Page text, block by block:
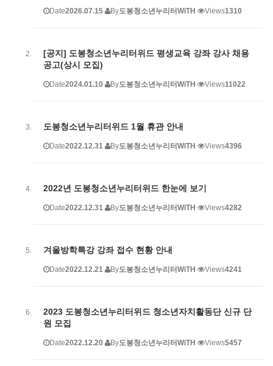
Date2026.07.15 By도봉청소년누리터WiTH Views1310
[공지] 도봉청소년누리터위드 평생교육 강좌 강사 채용
공고(상시 모집)
Date2024.01.10 By도봉청소년누리터WiTH Views11022
도봉청소년누리터위드 1월 휴관 안내
Date2022.12.31 By도봉청소년누리터WiTH Views4396
2022년 도봉청소년누리터위드 한눈에 보기
Date2022.12.31 By도봉청소년누리터WiTH Views4282
겨울방학특강 강좌 접수 현황 안내
Date2022.12.21 By도봉청소년누리터WiTH Views4241
2023 도봉청소년누리터위드 청소년자치활동단 신규 단
원 모집
Date2022.12.20 By도봉청소년누리터WiTH Views5457